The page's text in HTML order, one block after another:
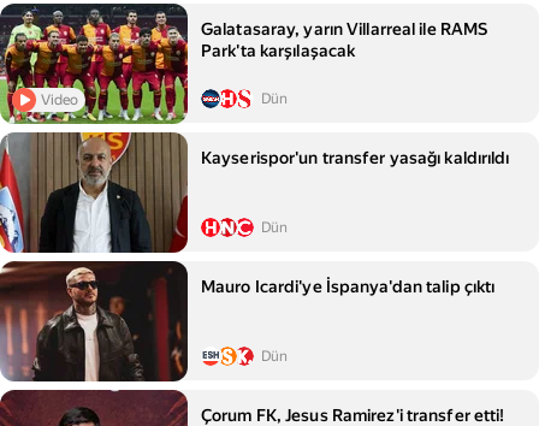
Video
Galatasaray, yarın Villarreal ile RAMS
Park'ta karşılaşacak
Dün
Kayserispor'un transfer yasağı kaldırıldı
Dün
Mauro Icardi'ye İspanya'dan talip çıktı
Dün
Çorum FK, Jesus Ramirez'i transfer etti!